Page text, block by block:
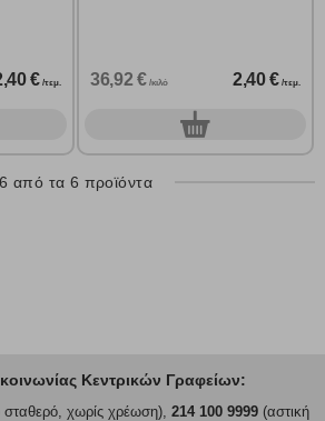
€ /τεμ. 36,92 € /κιλό 2,40 € /τεμ.
0τεμ.
6 από τα 6 προϊόντα
Κεντρικών Γραφείων:
χωρίς χρέωση), 214 100 9999(αστική